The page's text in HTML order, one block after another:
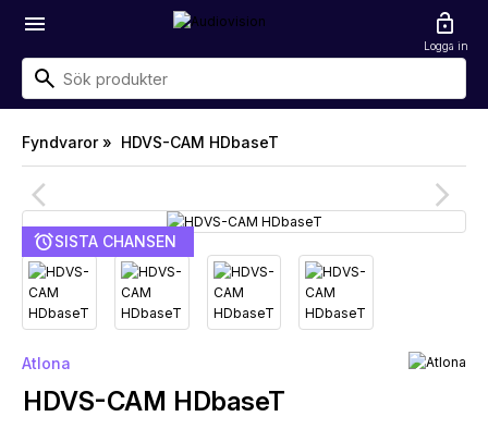
menu lock_open
Logga in
Fyndvaror » HDVS-CAM HDbaseT
alarmSISTA CHANSEN
arrow_back_ios arrow_forward_ios
Atlona
HDVS-CAM HDbaseT